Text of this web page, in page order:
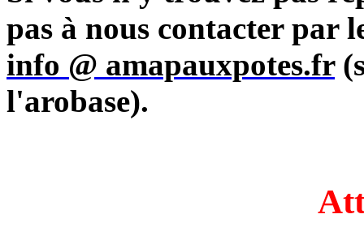
pas à nous contacter par
info @ amapauxpotes.fr
l'arobase).